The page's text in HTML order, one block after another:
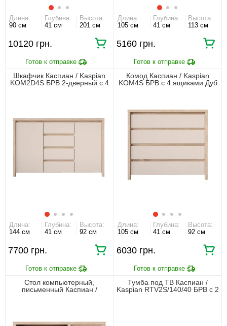
Длина:
90 см
Глубина:
41 см
Высота:
201 см
10120 грн.
Длина:
105 см
Глубина:
41 см
Высота:
113 см
5160 грн.
Шкафчик Каспиан / Kaspian
KOM2D4S БРВ 2-дверный с 4
Длина:
144 см
Глубина:
41 см
Высота:
92 см
7700 грн.
Комод Каспиан / Kaspian
KOM4S БРВ с 4 ящиками Дуб
Длина:
105 см
Глубина:
41 см
Высота:
92 см
6030 грн.
Стол компьютерный,
письменный Каспиан /
Тумба под ТВ Каспиан /
Kaspian RTV2S/140/40 БРВ с 2